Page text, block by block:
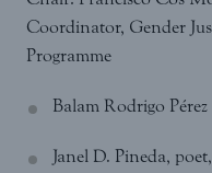
Coordinator, Gender
Programme
Balam Rodrigo
Janel D. Pineda,